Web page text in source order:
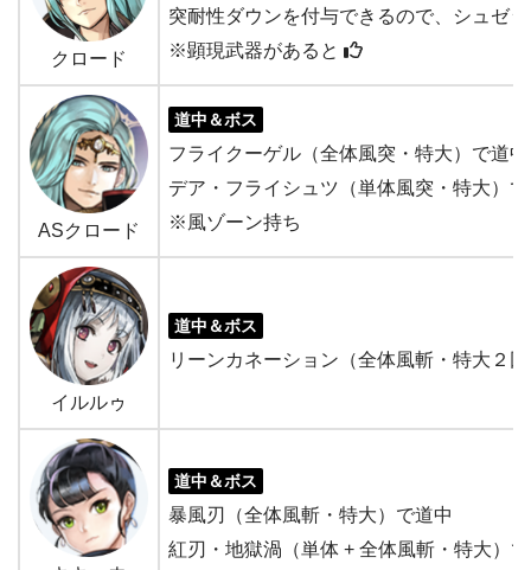
クロード
突耐性ダウンを付与できるので、シュゼ
※顕現武器があると
ASクロード
道中＆ボス
フライクーゲル（全体風突・特大）で道中
デア・フライシュツ（単体風突・特大）
※風ゾーン持ち
イルルゥ
道中＆ボス
リーンカネーション（全体風斬・特大２
道中＆ボス
暴風刃（全体風斬・特大）で道中
紅刃・地獄渦（単体 + 全体風斬・特大）